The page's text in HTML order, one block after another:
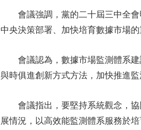
鄉村振興 生態環境 一帶一路
大國展會 大國保險 雲頂對話
會議強調，黨的二十屆三中全
中央決策部署、加快培育數據市場的
會議認為，數據市場監測體系
與時俱進創新方式方法，加快推進
會議指出，要堅持系統觀念，
展情況，以高效能監測體系服務於